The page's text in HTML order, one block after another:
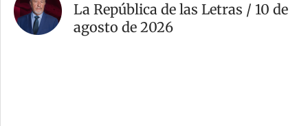
La República de las Letras / 10 de
agosto de 2026